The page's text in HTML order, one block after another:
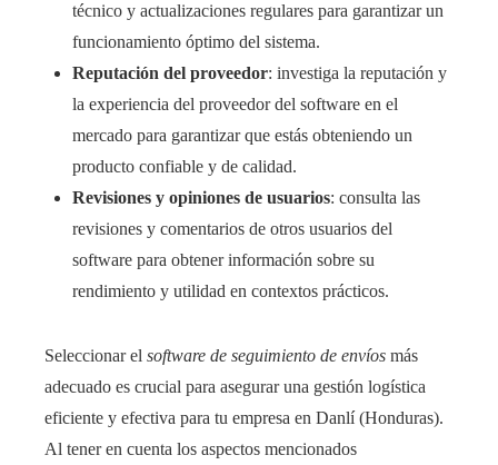
técnico y actualizaciones regulares para garantizar un
funcionamiento óptimo del sistema.
Reputación del proveedor: investiga la reputación y
la experiencia del proveedor del software en el
mercado para garantizar que estás obteniendo un
producto confiable y de calidad.
Revisiones y opiniones de usuarios: consulta las
revisiones y comentarios de otros usuarios del
software para obtener información sobre su
rendimiento y utilidad en contextos prácticos.
Seleccionar el software de seguimiento de envíos más
adecuado es crucial para asegurar una gestión logística
eficiente y efectiva para tu empresa en Danlí (Honduras).
Al tener en cuenta los aspectos mencionados